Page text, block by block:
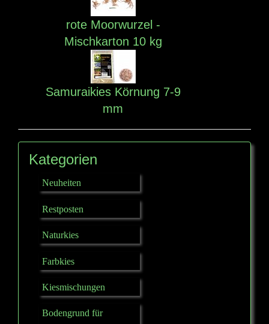
rote Moorwurzel -
Mischkarton 10 kg
Samuraikies Körnung 7-9
mm
Kategorien
Neuheiten
Restposten
Naturkies
Farbkies
Kiesmischungen
Bodengrund für